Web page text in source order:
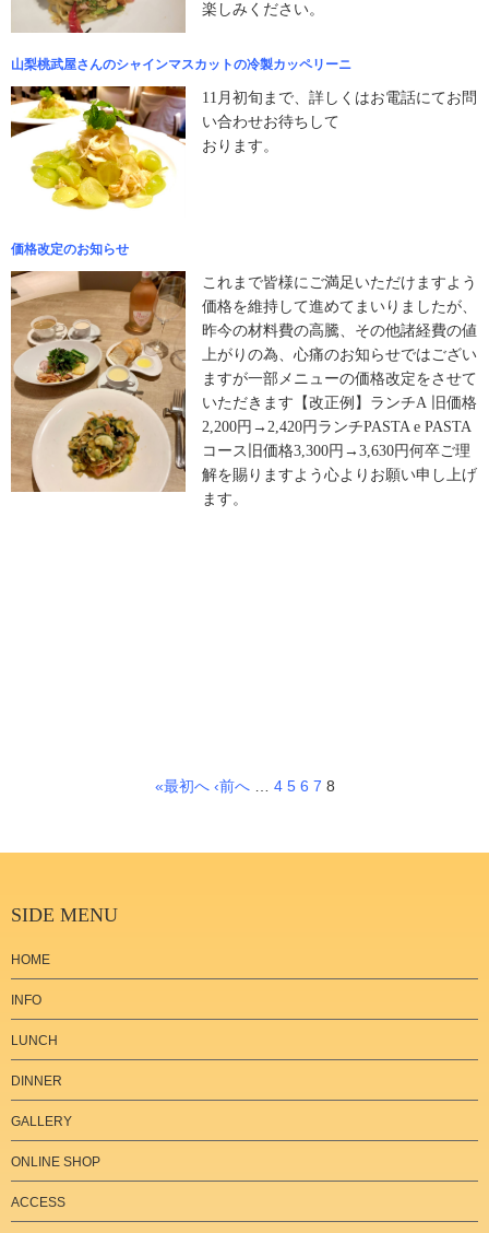
楽しみください。
山梨桃武屋さんのシャインマスカットの冷製カッペリーニ
11月初旬まで、詳しくはお電話にてお問
い合わせお待ちして
おります。
価格改定のお知らせ
これまで皆様にご満足いただけますよう
価格を維持して進めてまいりましたが、
昨今の材料費の高騰、その他諸経費の値
上がりの為、心痛のお知らせではござい
ますが一部メニューの価格改定をさせて
いただきます 【改正例】ランチA
旧価格
2,200円→2,420円ランチPASTA e PASTA
コース 旧価格3,300円→3,630円何卒ご理
解を賜りますよう心よりお願い申し上げ
ます。
«最初へ ‹前へ 4 5 6 7 8
SIDE MENU
HOME
INFO
LUNCH
DINNER
GALLERY
ONLINE SHOP
ACCESS